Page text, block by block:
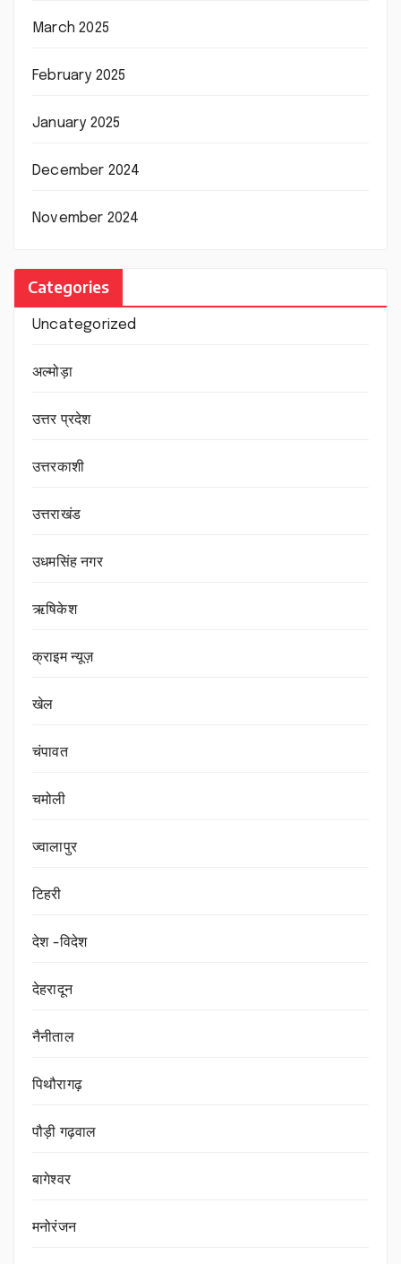
March 2025
February 2025
January 2025
December 2024
November 2024
Categories
Uncategorized
अल्मोड़ा
उत्तर प्रदेश
उत्तरकाशी
उत्तराखंड
उधमसिंह नगर
ऋषिकेश
क्राइम न्यूज़
खेल
चंपावत
चमोली
ज्वालापुर
टिहरी
देश -विदेश
देहरादून
नैनीताल
पिथौरागढ़
पौड़ी गढ़वाल
बागेश्वर
मनोरंजन